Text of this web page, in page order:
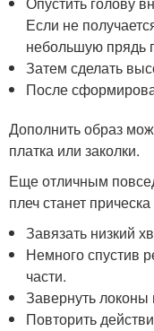
Если не
небольшую прядь
Затем сделать
После
Дополнить образ
платка или заколки.
Еще отличным
плеч станет
Завязать низкий
Немного спустив
части.
Завернуть локоны
Повторить